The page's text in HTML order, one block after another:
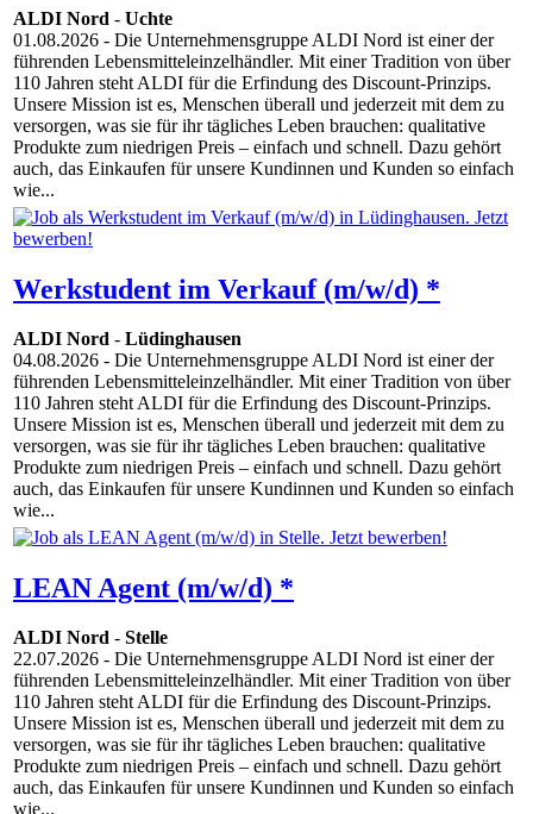
ALDI Nord - Uchte
01.08.2026 - Die Unternehmensgruppe ALDI Nord ist einer der
führenden Lebensmitteleinzelhändler. Mit einer Tradition von über
110 Jahren steht ALDI für die Erfindung des Discount-Prinzips.
Unsere Mission ist es, Menschen überall und jederzeit mit dem zu
versorgen, was sie für ihr tägliches Leben brauchen: qualitative
Produkte zum niedrigen Preis – einfach und schnell. Dazu gehört
auch, das Einkaufen für unsere Kundinnen und Kunden so einfach
wie...
Werkstudent im Verkauf (m/w/d) *
ALDI Nord - Lüdinghausen
04.08.2026 - Die Unternehmensgruppe ALDI Nord ist einer der
führenden Lebensmitteleinzelhändler. Mit einer Tradition von über
110 Jahren steht ALDI für die Erfindung des Discount-Prinzips.
Unsere Mission ist es, Menschen überall und jederzeit mit dem zu
versorgen, was sie für ihr tägliches Leben brauchen: qualitative
Produkte zum niedrigen Preis – einfach und schnell. Dazu gehört
auch, das Einkaufen für unsere Kundinnen und Kunden so einfach
wie...
LEAN Agent (m/w/d) *
ALDI Nord - Stelle
22.07.2026 - Die Unternehmensgruppe ALDI Nord ist einer der
führenden Lebensmitteleinzelhändler. Mit einer Tradition von über
110 Jahren steht ALDI für die Erfindung des Discount-Prinzips.
Unsere Mission ist es, Menschen überall und jederzeit mit dem zu
versorgen, was sie für ihr tägliches Leben brauchen: qualitative
Produkte zum niedrigen Preis – einfach und schnell. Dazu gehört
auch, das Einkaufen für unsere Kundinnen und Kunden so einfach
wie...